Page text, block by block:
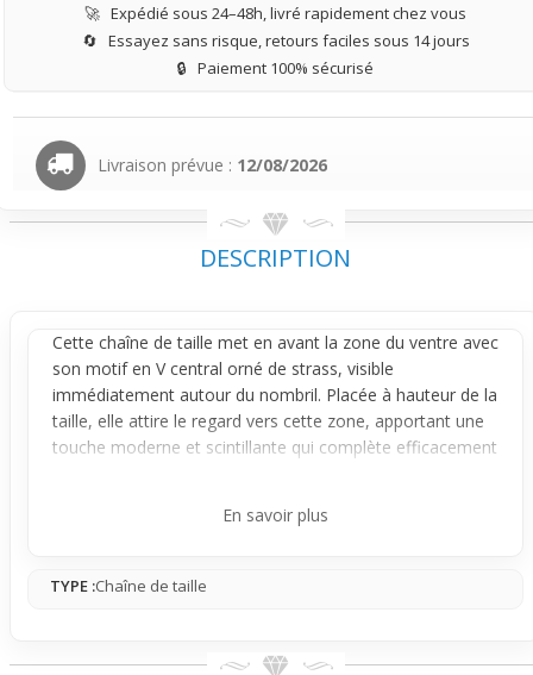
🚀 Expédié sous 24–48h, livré rapidement chez vous
🔄 Essayez sans risque, retours faciles sous 14 jours
🔒 Paiement 100% sécurisé
Livraison prévue : 12/08/2026
DESCRIPTION
Cette chaîne de taille met en avant la zone du ventre avec
son motif en V central orné de strass, visible
immédiatement autour du nombril. Placée à hauteur de la
taille, elle attire le regard vers cette zone, apportant une
touche moderne et scintillante qui complète efficacement
Fixe et légère, la chaîne s'ajuste facilement pour épouser
des vêtements légers, bien que ses strass puissent
naturelle au quotidien.
En savoir plus
TYPE :Chaîne de taille